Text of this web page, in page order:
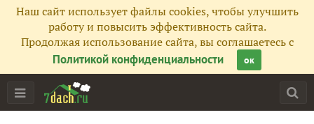
Наш сайт использует файлы cookies, чтобы улучшить
работу и повысить эффективность сайта.
Продолжая использование сайта, вы соглашаетесь с
Политикой конфиденциальности
ок